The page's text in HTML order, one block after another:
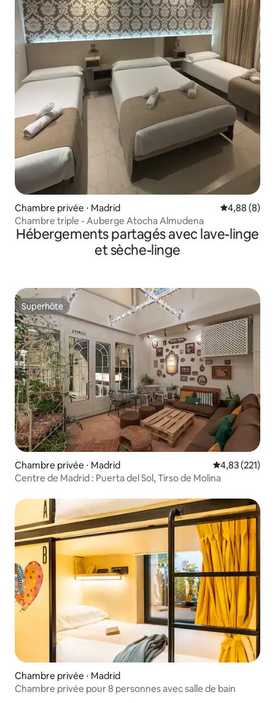
Chambre privée ⋅ Madrid Évaluation
4,88 (8)
Chambre triple - Auberge Atocha Almudena
Hébergements partagés avec lave-linge
et sèche-linge
Superhôte
Superhôte
Chambre privée ⋅ Madrid Évaluation
4,83 (221)
Centre de Madrid : Puerta del Sol, Tirso de Molina
Chambre privée ⋅ Madrid
Chambre privée pour 8 personnes avec salle de bain